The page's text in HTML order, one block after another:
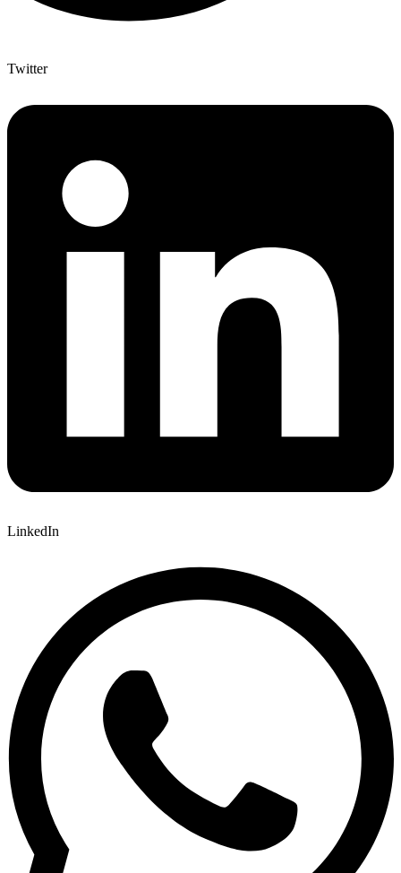
Twitter
LinkedIn